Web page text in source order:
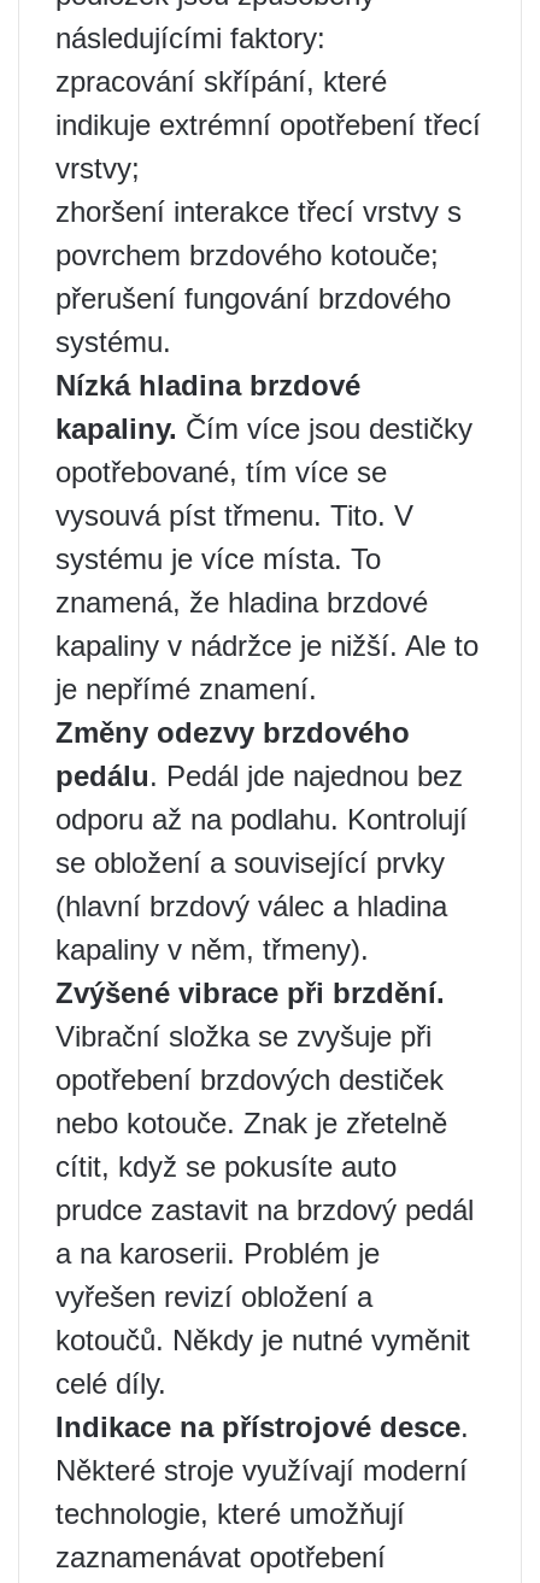
následujícími faktory:
zpracování skřípání, které
indikuje extrémní opotřebení třecí
vrstvy;
zhoršení interakce třecí vrstvy s
povrchem brzdového kotouče;
přerušení fungování brzdového
systému.
Nízká hladina brzdové
kapaliny. Čím více jsou destičky
opotřebované, tím více se
vysouvá píst třmenu. Tito. V
systému je více místa. To
znamená, že hladina brzdové
kapaliny v nádržce je nižší. Ale to
je nepřímé znamení.
Změny odezvy brzdového
pedálu. Pedál jde najednou bez
odporu až na podlahu. Kontrolují
se obložení a související prvky
(hlavní brzdový válec a hladina
kapaliny v něm, třmeny).
Zvýšené vibrace při brzdění.
Vibrační složka se zvyšuje při
opotřebení brzdových destiček
nebo kotouče. Znak je zřetelně
cítit, když se pokusíte auto
prudce zastavit na brzdový pedál
a na karoserii. Problém je
vyřešen revizí obložení a
kotoučů. Někdy je nutné vyměnit
celé díly.
Indikace na přístrojové desce.
Některé stroje využívají moderní
technologie, které umožňují
zaznamenávat opotřebení